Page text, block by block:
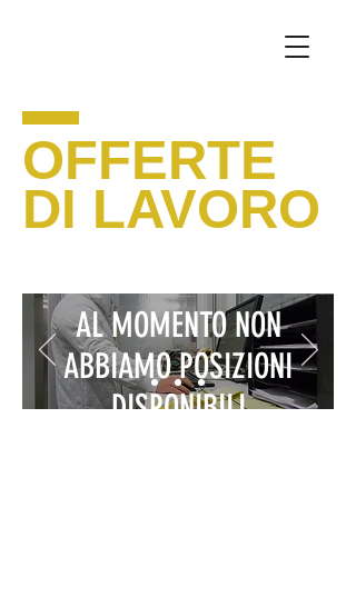
OFFERTE
DI LAVORO
AL MOMENTO NON
ABBIAMO POSIZIONI
DISPONIBILI